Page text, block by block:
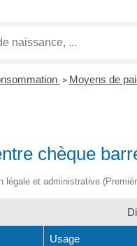
> Moyens de
chèque
légale et administrative
Usage